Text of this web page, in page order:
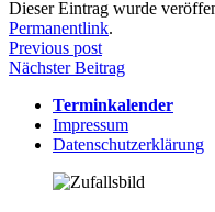
Dieser Eintrag wurde
Permanentlink.
Beitragsnavigation
Previous post
Nächster Beitrag
Terminkalender
Impressum
Datenschutzerklärung